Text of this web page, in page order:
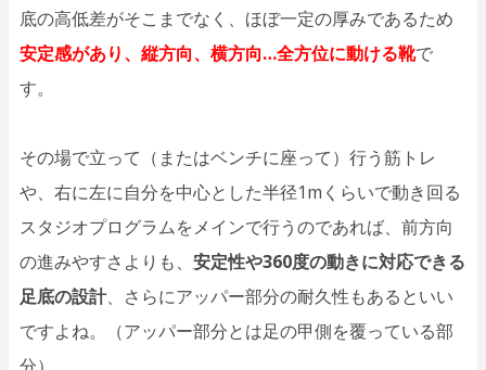
底の高低差がそこまでなく、ほぼ一定の厚みであるため
安定感があり、縦方向、横方向…全方位に動ける靴で
す。
その場で立って（またはベンチに座って）行う筋トレ
や、右に左に自分を中心とした半径1mくらいで動き回る
スタジオプログラムをメインで行うのであれば、前方向
の進みやすさよりも、 安定性や360度の動きに対応できる
足底の設計、さらにアッパー部分の耐久性もあるといい
ですよね。（アッパー部分とは足の甲側を覆っている部